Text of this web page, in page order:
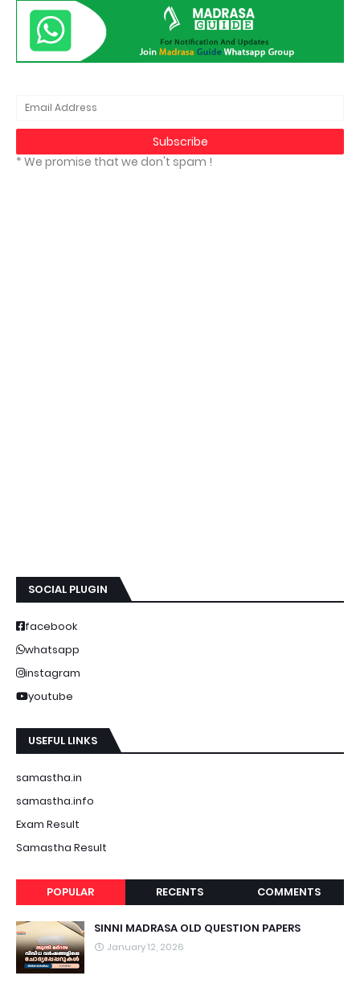
* We promise that we don't spam !
SOCIAL PLUGIN
facebook
whatsapp
instagram
youtube
USEFUL LINKS
samastha.in
samastha.info
Exam Result
Samastha Result
POPULAR RECENTS COMMENTS
SINNI MADRASA OLD QUESTION PAPERS
January 12, 2026